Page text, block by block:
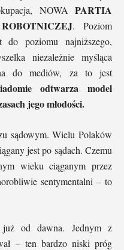
NOWA PARTIA
. Poziom
do poziomu najniższego,
niezależnie myśląca
do mediów, za to jest
odtwarza model
jego młodości.
sądowym. Wielu Polaków
jest po sądach. Czemu
wieku ciąganym przez
sentymentalni – to
już od dawna. Jednym z
– ten bardzo niski próg